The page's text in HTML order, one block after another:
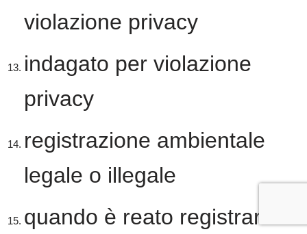
violazione privacy
indagato per violazione
privacy
registrazione ambientale
legale o illegale
quando è reato registrare